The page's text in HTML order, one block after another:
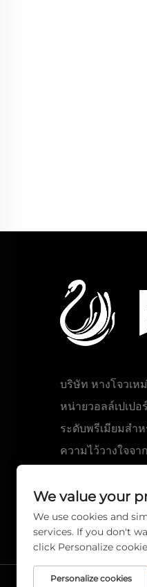
บริษัท หางโจวเห
หน่ายวอลล์เปเป
ระดับพรีเมียมสำ
ความไว้วางใจจ
We value your
We use cookies and
services. If you don't
click Personalize
Personalize cookies